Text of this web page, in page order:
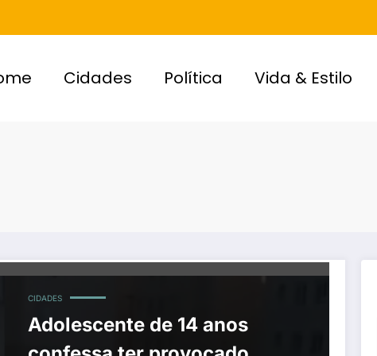
Cidades Política Vida & Estilo
CIDADES
Adolescente de 14 anos